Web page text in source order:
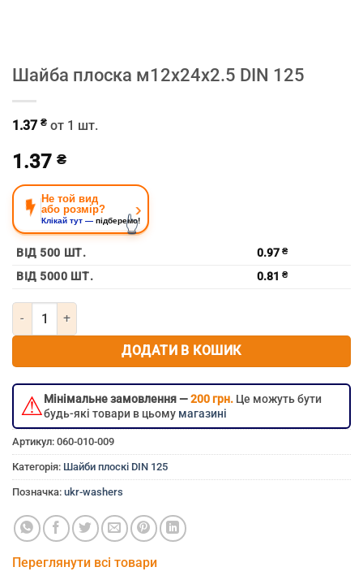
Шайба плоска м12х24х2.5 DIN 125
1.37 ₴ от 1 шт.
1.37 ₴
Не той вид
або розмір?
Клікай тут — підберемо!
›
👆
ВІД 500 ШТ. 0.97 ₴
ВІД 5000 ШТ. 0.81 ₴
Кількість Шайба плоска м12х24х2.5 DIN 125
ДОДАТИ В КОШИК
⚠Мінімальне замовлення —200 грн. Це можуть бути
будь-які товари в цьому магазині
Артикул: 060-010-009
Категорія: Шайби плоскі DIN 125
Позначка: ukr-washers
Переглянути всі товари